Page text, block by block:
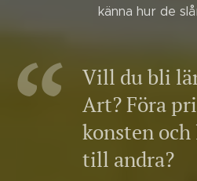
känna hur de
Vill du bli
Art? Föra
konsten
till andra?